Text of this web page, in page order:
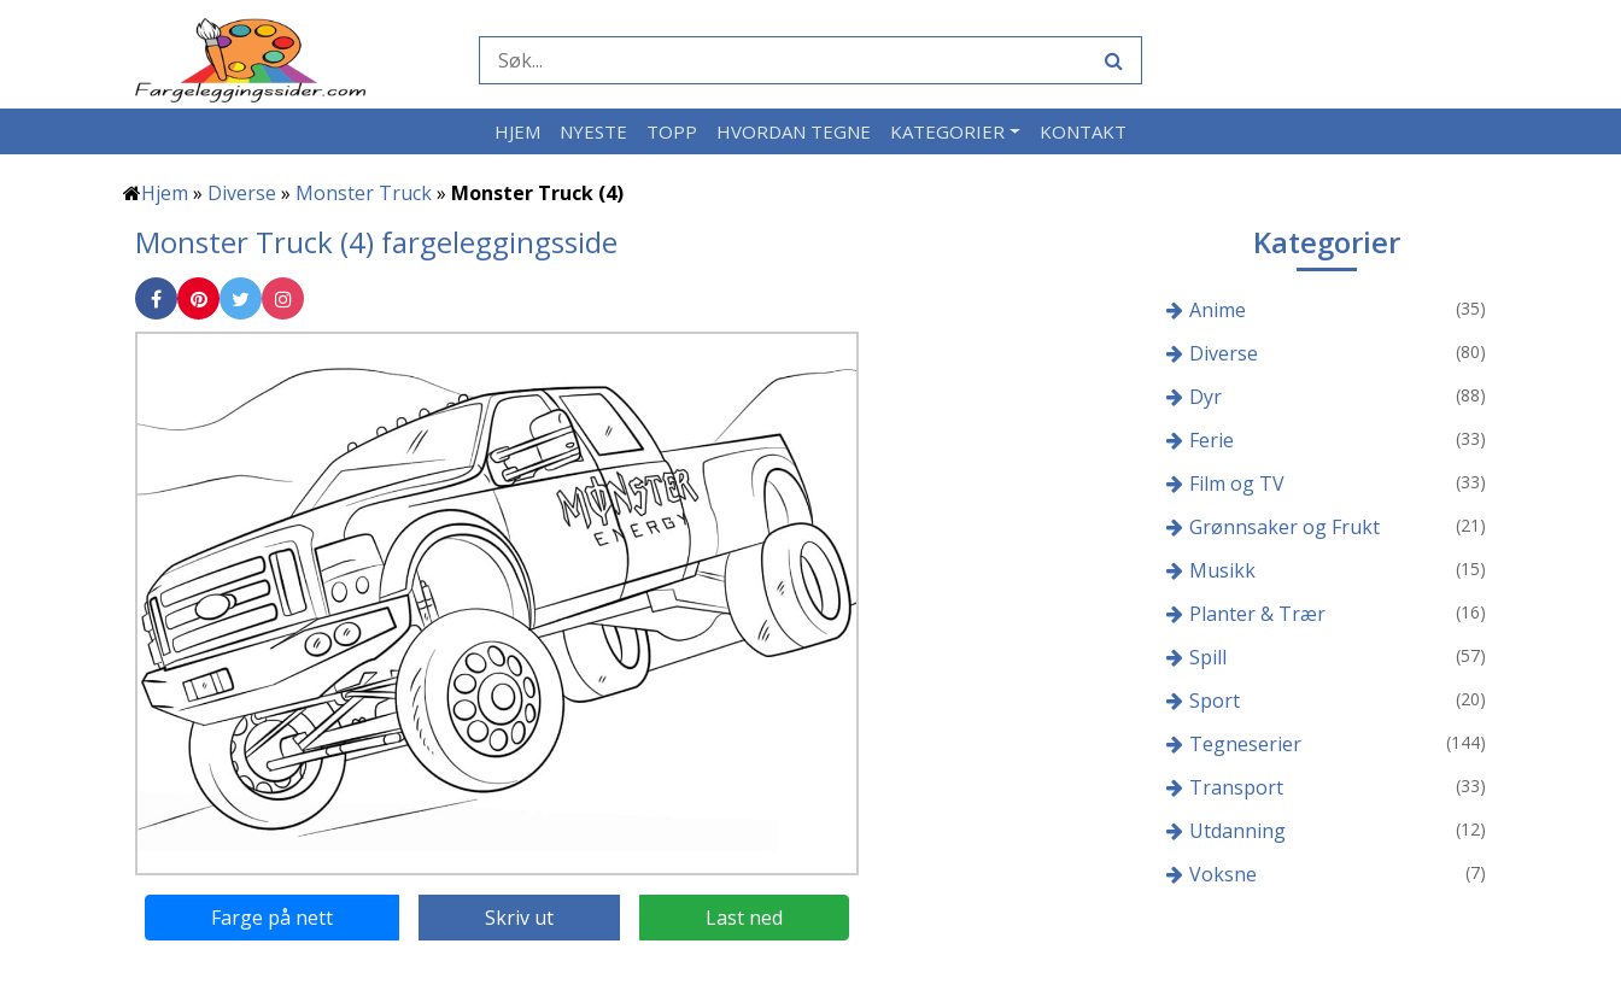
HJEM NYESTE TOPP HVORDAN TEGNE KATEGORIER KONTAKT
Hjem » Diverse » Monster Truck» Monster Truck (4)
Monster Truck (4) fargeleggingsside
Farge på nett Skriv ut Last ned
Kategorier
Anime (35)
Diverse (80)
Dyr (88)
Ferie (33)
Film og TV (33)
Grønnsaker og Frukt (21)
Musikk (15)
Planter & Trær (16)
Spill (57)
Sport (20)
Tegneserier (144)
Transport (33)
Utdanning (12)
Voksne (7)